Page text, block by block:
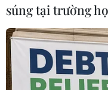
súng tại trường